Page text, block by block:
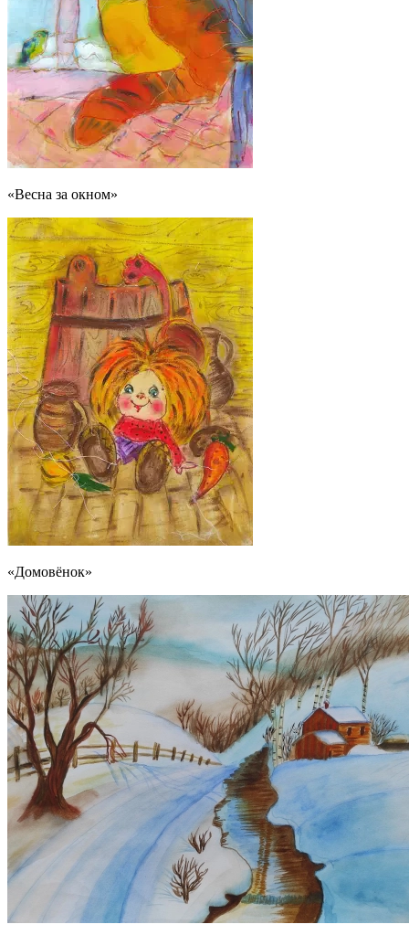
«Весна за окном»
«Домовёнок»